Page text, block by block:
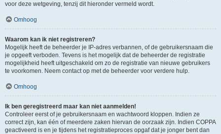
voor deze wetgeving, tenzij dit hieronder vermeld wordt.
Omhoog
Waarom kan ik niet registreren?
Mogelijk heeft de beheerder je IP-adres verbannen, of de gebruikersnaam die
je opgeeft verboden. Tevens is het mogelijk dat de beheerder de registratie
mogelijkheid heeft uitgeschakeld om zo de registratie van nieuwe gebruikers
te voorkomen. Neem contact op met de beheerder voor verdere hulp.
Omhoog
Ik ben geregistreerd maar kan niet aanmelden!
Controleer eerst of je gebruikersnaam en wachtwoord kloppen. Indien ze
correct zijn, kan één of meerdere zaken hiervan de oorzaak zijn. Indien COPPA
geactiveerd is en je tijdens het registratieproces opgaf dat je jonger bent dan